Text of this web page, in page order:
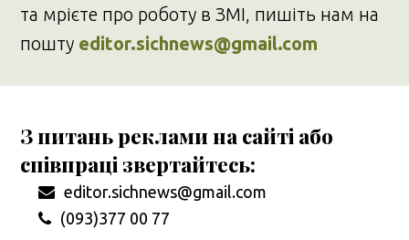
та мрієте про роботу в ЗМІ, пишіть нам на
пошту editor.sichnews@gmail.com
З питань реклами на сайті або
співпраці звертайтесь:
editor.sichnews@gmail.com
(093)377 00 77